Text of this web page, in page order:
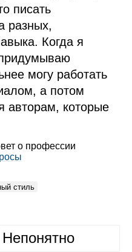
писать
разных,
Когда я
могу работать
а потом
авторам, которые
о профессии
стиль
Непонятно